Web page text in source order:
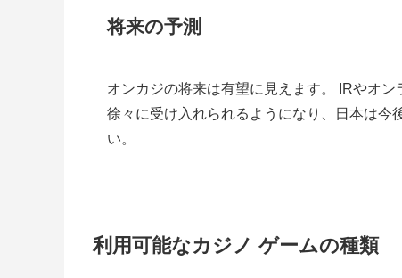
将来の予測
オンカジの将来は有望に見えます。 IRやオ
徐々に受け入れられるようになり、日本は今
い。
利用可能なカジノ ゲームの種類